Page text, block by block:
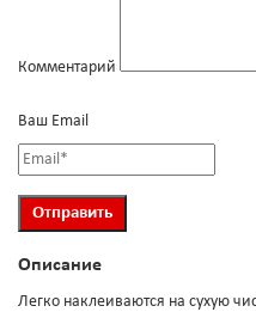
Комментарий
Ваш Email
Описание
Легко наклеиваются на сухую